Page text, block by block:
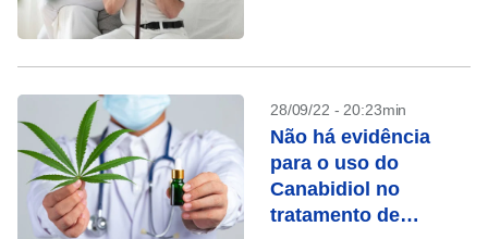
28/09/22 - 20:23min
Não há evidência
para o uso do
Canabidiol no
tratamento de